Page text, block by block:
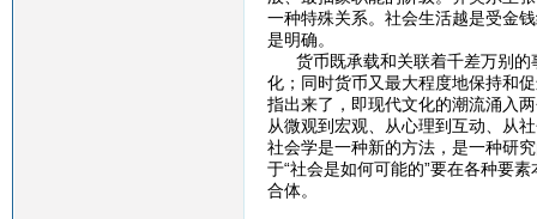
一种特殊关系。社会生活越是受金
是明确。
货币既承载和关联着千差万别的
化；同时货币又最大程度地保持和
指出来了，即现代文化的潮流涌入
从微观到宏观、从心理到互动、从
社会学是一种新的方法，是一种研
于“社会是如何可能的”要在各种要
合体。